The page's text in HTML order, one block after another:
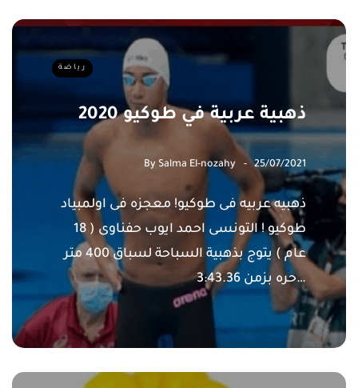
رياضة
ذهبية عربية في طوكيو 2020
By Salma El-nozahy 25/07/2021
ذهبيه عربيه فى طوكيو! معجزه فى اولمبياد
طوكيو ! التونسى احمد ايوب حفناوى ( 18
عام ) يتوج بذهبية السباحة لسباق 400 متر
حره بزمن 3:43.36…